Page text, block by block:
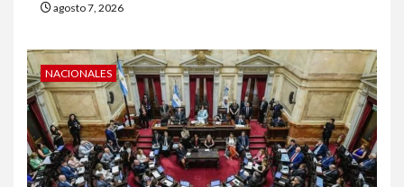
agosto 7, 2026
NACIONALES